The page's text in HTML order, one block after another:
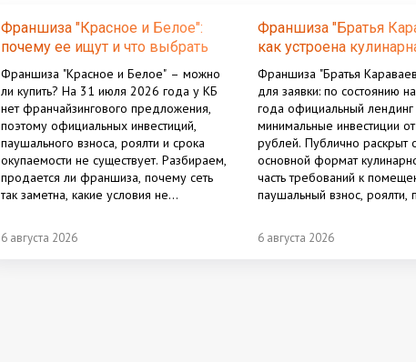
Франшиза "Красное и Белое":
почему ее ищут и что выбрать
вместо
Франшиза "Красное и Белое" – можно
ли купить? На 31 июля 2026 года у КБ
нет франчайзингового предложения,
поэтому официальных инвестиций,
паушального взноса, роялти и срока
окупаемости не существует. Разбираем,
продается ли франшиза, почему сеть
так заметна, какие условия не
6 августа 2026
Франшиза "Братья
как устроена
Франшиза "Братья
для заявки: по состоянию
года официальный лендинг
минимальные инвестиции
рублей. Публично раскрыт
основной формат
часть требований к
паушальный взнос, роялти,
"Братья Караваевы":
6 августа 2026